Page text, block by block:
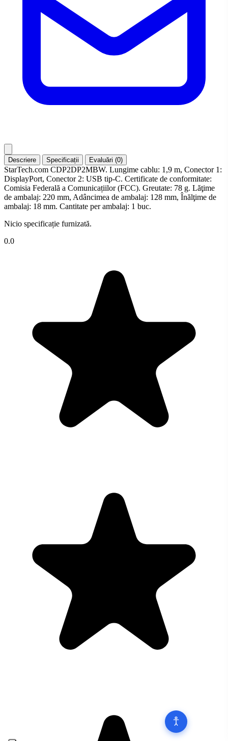
Descriere Specificații Evaluări (0)
StarTech.com CDP2DP2MBW. Lungime cablu: 1,9 m, Conector 1:
DisplayPort, Conector 2: USB tip-C. Certificate de conformitate:
Comisia Federală a Comunicațiilor (FCC). Greutate: 78 g. Lăţime
de ambalaj: 220 mm, Adâncimea de ambalaj: 128 mm, Înălţime de
ambalaj: 18 mm. Cantitate per ambalaj: 1 buc.
Nicio specificație furnizată.
0.0